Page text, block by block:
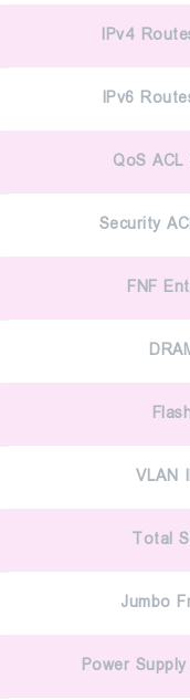
QoS ACL
Security
FNF
VLAN
Total
Jumbo
Power